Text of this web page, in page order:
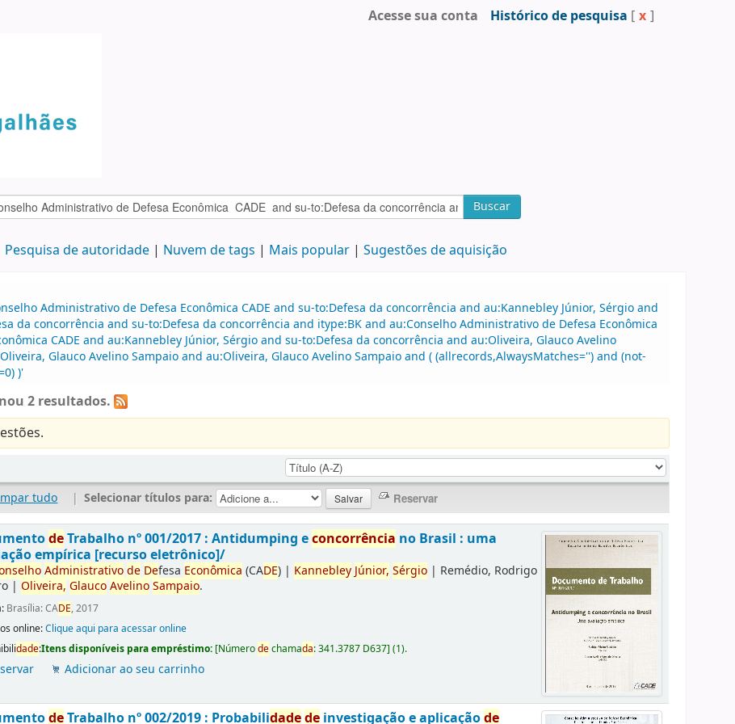
Acesse sua conta Histórico de pesquisa [ x ]
Buscar
Pesquisa de autoridade Nuvem de tags Mais popular Sugestões de aquisição
Administrativo de Defesa Econômica CADE and su-to:Defesa da concorrência and au:Kannebley Júnior, Sérgio and
da concorrência and su-to:Defesa da concorrência and itype:BK and au:Conselho Administrativo de Defesa Econômica
CADE and au:Kannebley Júnior, Sérgio and su-to:Defesa da concorrência and au:Oliveira, Glauco Avelino
Glauco Avelino Sampaio and au:Oliveira, Glauco Avelino Sampaio and ( (allrecords,AlwaysMatches='') and (not-
)'
2 resultados.
tudo | Selecionar títulos para:
deTrabalho nº 001/2017 : Antidumping econcorrência no Brasil : uma
empírica [recurso eletrônico]/
Administrativode Defesa Econômica (CADE) | KannebleyJúnior, Sérgio | Remédio, Rodrigo
|Oliveira, GlaucoAvelinoSampaio.
Brasília: CADE, 2017
online:Clique aqui para acessar online
dade:Itens disponíveis para empréstimo: [Númerodechamada:341.3787 D637](1).
Adicionar ao seu carrinho
deTrabalho nº 002/2019 : Probabilidadede investigação e aplicaçãode